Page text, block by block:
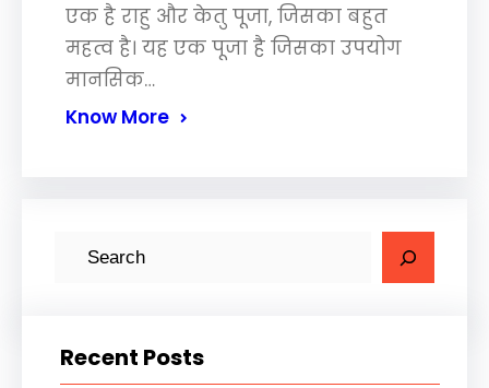
एक है राहु और केतु पूजा, जिसका बहुत
महत्व है। यह एक पूजा है जिसका उपयोग
मानसिक…
Know More
cRecent Posts